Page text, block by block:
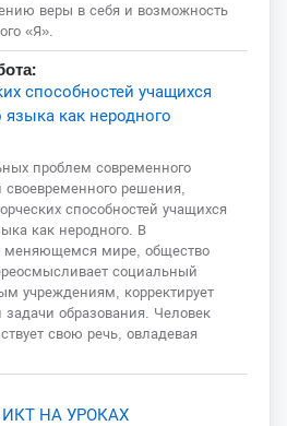
веры в себя и возможность
«Я».
способностей учащихся
языка как неродного
проблем современного
решения,
способностей учащихся
как неродного. В
меняющемся мире, общество
социальный
учреждениям, корректирует
образования. Человек
свою речь, овладевая
НА УРОКАХ